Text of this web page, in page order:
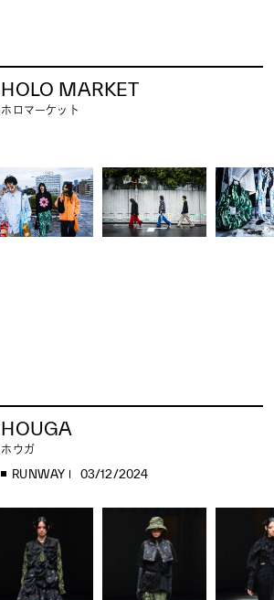
HOLO MARKET
ホロマーケット
HOUGA
ホウガ
RUNWAY 03/12/2024